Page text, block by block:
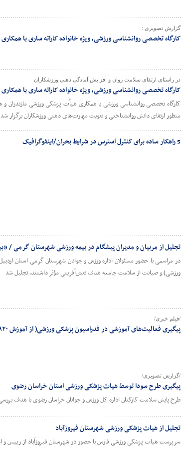
گزارش تصویری :
کارگاه تخصصی روانشناسی ورزشی، ویژه خانواده کاراته ساری با
در راستای ارتقای سلامت روان و افزایش آمادگی ذهنی ورزشکاران
کارگاه تخصصی روانشناسی ورزشی، ویژه خانواده کاراته ساری با
کارگاه تخصصی روانشناسی ورزشی با همکاری هیأت پزشکی ورزشی مازندران و
منظور ارتقای دانش روانشناختی و تقویت مهارت‌های ذهنی ورزشکاران برگزار
5 راهکار ساده برای کنترل استرس در شرایط بحران/اینفوگرافیک
تجلیل از مربیان و مدیران پیشگام در بیمه ورزشی شهرستان گرمی /
در مراسمی با حضور مسئولان اداره ورزش و جوانان شهرستان گرمی استان
ورزشی) و صیانت از سلامت جامعه هدف نقش‌آفرینی مؤثر داشتند، تجلیل شد
/فیلم خبری/
پیگیری فعالیت‌های آموزشی در فدراسیون پزشکی ورزشی( از آموزش ۹۲۰ نفر تا تولید محتوا )
/گزارش تصویری/
پیگیری طرح سودا توسط هیات پزشکی ورزشی استان خراسان رضوی
طرح پایش سلامت کارکنان اداره کل ورزش و جوانان خراسان رضوی با هدف
تجلیل از هیات پزشکی ورزشی شهرستان فیروزآباد
سرپرست هیات پزشکی ورزشی فارس با حضور در شهرستان فیروزآباد از رییس و